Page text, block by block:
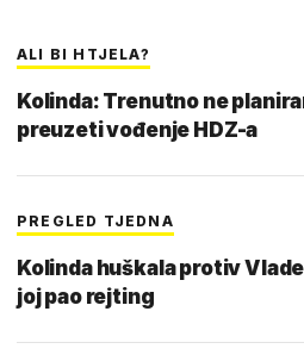
ALI BI HTJELA?
Kolinda: Trenutno ne
preuzeti vođenje HDZ-a
PREGLED TJEDNA
Kolinda huškala protiv
joj pao rejting